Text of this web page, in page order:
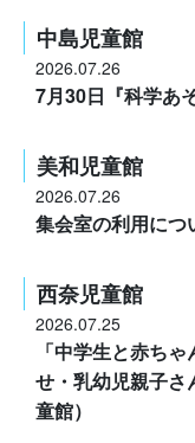
中島児童館
2026.07.26
7月30日『科学あ
美和児童館
2026.07.26
集会室の利用につ
西奈児童館
2026.07.25
「中学生と赤ち
せ・乳幼児親子さ
童館）